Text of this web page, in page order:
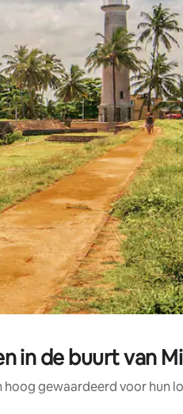
en omlaag, óf door te
in de buurt van
gewaardeerd voor hun